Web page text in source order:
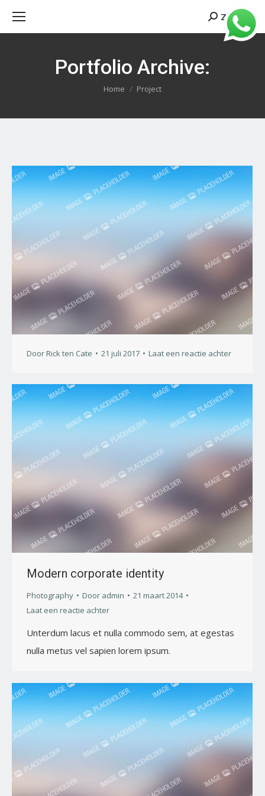
Search:Zoeken
Portfolio Archive:
Je bent hier:
Home Project
Door Rick ten Cate 21 juli 2017 Laat een reactie achter
Modern corporate identity
Photography Door admin
21 maart 2014
Laat een reactie achter
Unterdum lacus et nulla commodo sem, at egestas
nulla metus vel sapien lorem ipsum.